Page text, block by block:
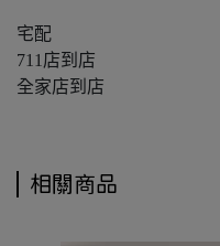
宅配
711店到店
全家店到店
相關商品